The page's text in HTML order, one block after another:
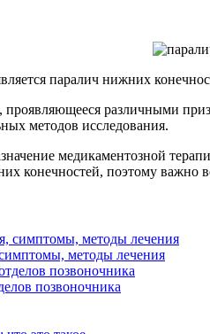
паралич нижних
различными
методов исследования.
медикаментозной
конечностей, поэтому важно
методы лечения
позвоночника